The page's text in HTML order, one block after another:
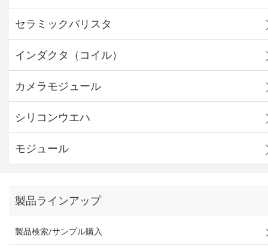
セラミックバリスタ
インダクタ（コイル）
カメラモジュール
シリコンウエハ
モジュール
製品ラインアップ
製品検索/サンプル購入